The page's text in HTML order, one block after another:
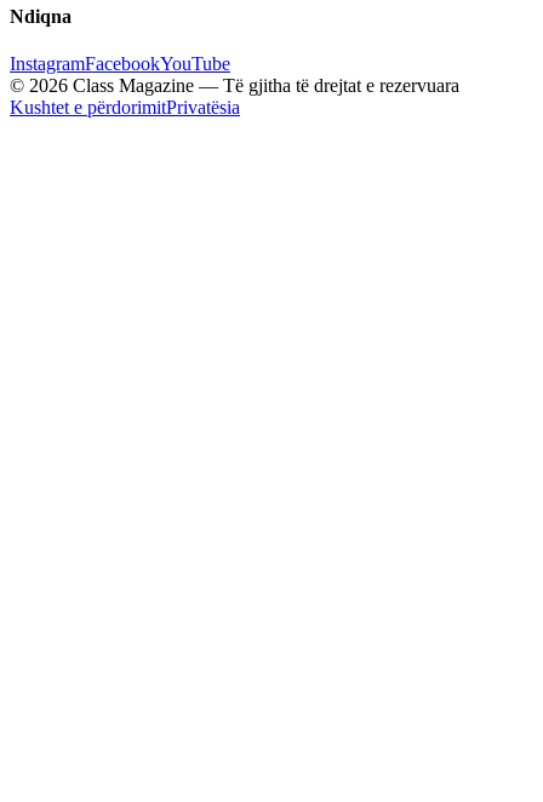
Ndiqna
InstagramFacebookYouTube
© 2026 Class Magazine — Të gjitha të drejtat e rezervuara
Kushtet e përdorimitPrivatësia